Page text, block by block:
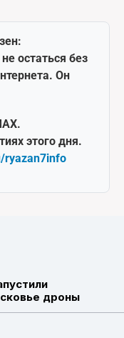
остаться без
Он
этого дня.
ryazan7info
дроны